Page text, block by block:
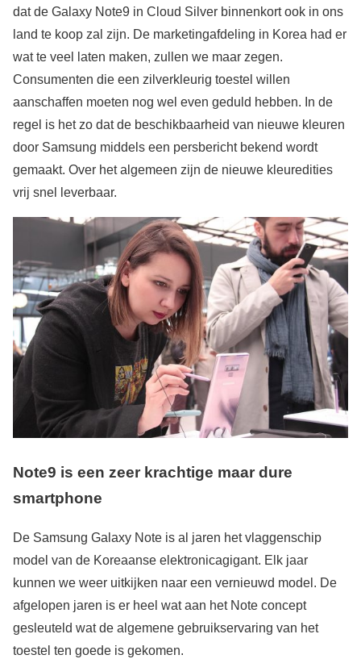
dat de Galaxy Note9 in Cloud Silver binnenkort ook in ons
land te koop zal zijn. De marketingafdeling in Korea had er
wat te veel laten maken, zullen we maar zegen.
Consumenten die een zilverkleurig toestel willen
aanschaffen moeten nog wel even geduld hebben. In de
regel is het zo dat de beschikbaarheid van nieuwe kleuren
door Samsung middels een persbericht bekend wordt
gemaakt. Over het algemeen zijn de nieuwe kleuredities
vrij snel leverbaar.
Note9 is een zeer krachtige maar dure
smartphone
De Samsung Galaxy Note is al jaren het vlaggenschip
model van de Koreaanse elektronicagigant. Elk jaar
kunnen we weer uitkijken naar een vernieuwd model. De
afgelopen jaren is er heel wat aan het Note concept
gesleuteld wat de algemene gebruikservaring van het
toestel ten goede is gekomen.